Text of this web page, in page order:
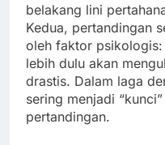
belakang lini
Kedua, pertandingan
oleh faktor
lebih dulu akan
drastis. Dalam laga
sering menjadi
pertandingan.